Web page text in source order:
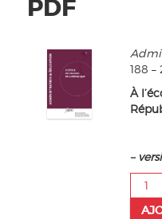
PDF
188 –
À
–
de